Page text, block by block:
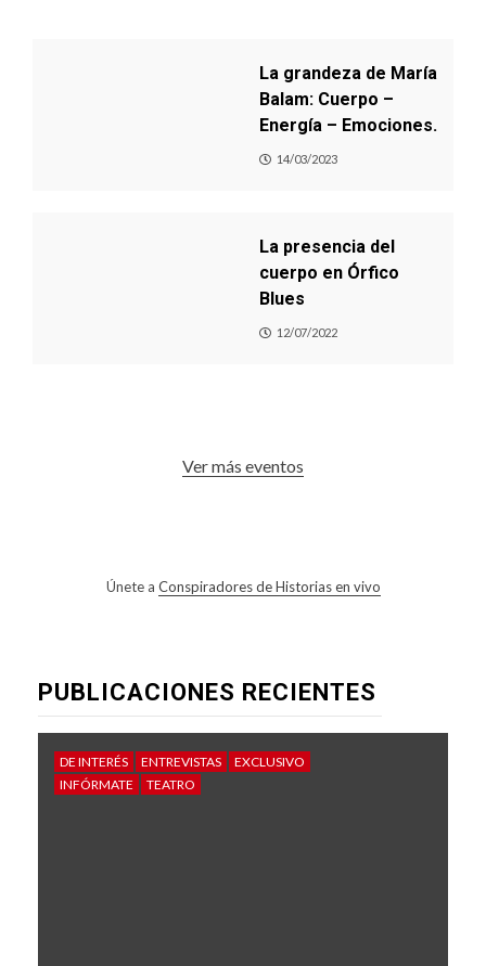
La grandeza de María
Balam: Cuerpo –
Energía – Emociones.
14/03/2023
La presencia del
cuerpo en Órfico
Blues
12/07/2022
Ver más eventos
Únete a Conspiradores de Historias en vivo
PUBLICACIONES RECIENTES
DE INTERÉS ENTREVISTAS
EXCLUSIVO
INFÓRMATE
TEATRO